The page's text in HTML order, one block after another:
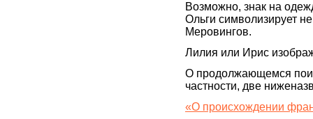
Возможно, знак на
Ольги символизирует
Меровингов.
Лилия или Ирис
О продолжающемся
частности, две
«О происхождении